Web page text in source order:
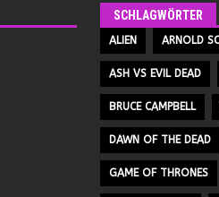
SCHLAGWÖRTER
ALIEN ARNOLD
ASH VS EVIL DEAD
BRUCE CAMPBELL
DAWN OF THE DEAD
GAME OF THRONES